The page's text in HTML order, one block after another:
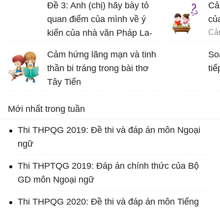
Đề 3: Anh (chị) hãy bày tỏ
quan điểm của mình về ý
kiến của nhà văn Pháp La-
nâng cao tinh thần ta lên và
gợi cho ta những tình cảm
cao quý và can đảm,...
Cảm hứng lãng mạn và tinh
thần bi tráng trong bài thơ
Tây Tiến
Mới nhất trong tuần
Thi THPQG 2019: Đề thi và đáp án môn Ngoại
ngữ
Thi THPTQG 2019: Đáp án chính thức của Bộ
GD môn Ngoại ngữ
Thi THPQG 2020: Đề thi và đáp án môn Tiếng